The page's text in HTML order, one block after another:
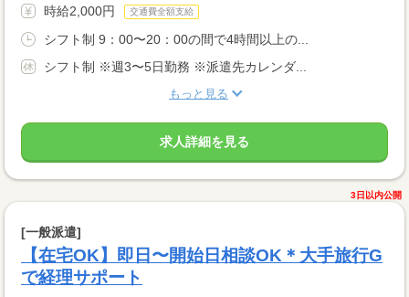
時給2,000円 交通費全額支給
シフト制 9：00〜20：00の間で4時間以上の...
シフト制 ※週3〜5日勤務 ※派遣先カレンダ...
もっと見る
求人詳細を見る
3日以内公開
[一般派遣]
【在宅OK】即日〜開始日相談OK＊大手旅行G
で経理サポート